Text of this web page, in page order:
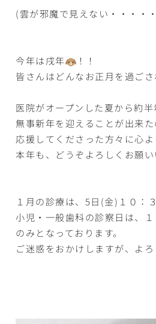
(雲が邪魔で見えない・・・・
今年は戌年
！！
皆さんはどんなお正月を過ごさ
医院がオープンした夏から約
無事新年を迎えることが出来
応援してくださった方々に心よ
本年も、どうぞよろしくお願
１月の診療は、5日(金)１０：
小児・一般歯科の診察日は、
のみとなっております。
ご迷惑をおかけしますが、よ